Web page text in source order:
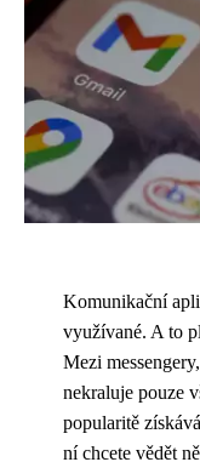
Komunikační
využívané. A to
Mezi
nekraluje pouze
popularitě
ní chcete vědět